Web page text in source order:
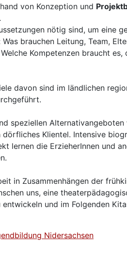
von Konzeption und
nötig sind, um eine
brauchen Leitung, Team,
Welche Kompetenzen braucht
davon sind im ländlichen
speziellen
Klientel. Intensive
lernen die ErzieherInnen und
in Zusammenhängen der
uns, eine
und im Folgenden
Nidersachsen